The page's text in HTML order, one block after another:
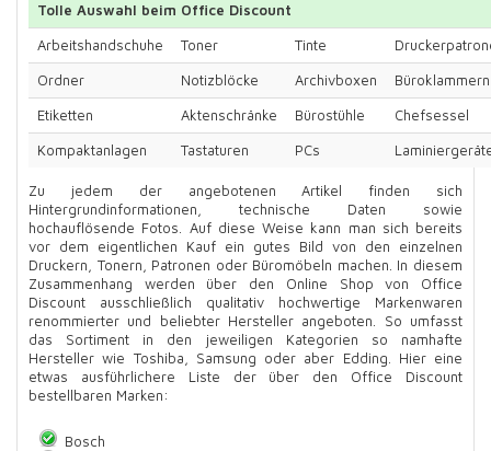
Tolle Auswahl beim Office Discount
Arbeitshandschuhe
Toner Tinte
Ordner
Notizblöcke Archivboxen
Büroklammern
Etiketten
Aktenschränke Bürostühle
Chefsessel
Kompaktanlagen
Tastaturen PCs
Zu jedem der angebotenen Artikel finden sich
Hintergrundinformationen, technische Daten sowie
hochauflösende Fotos. Auf diese Weise kann man sich bereits
vor dem eigentlichen Kauf ein gutes Bild von den einzelnen
Druckern, Tonern, Patronen oder Büromöbeln machen. In diesem
Zusammenhang werden über den Online Shop von Office
Discount ausschließlich qualitativ hochwertige Markenwaren
renommierter und beliebter Hersteller angeboten. So umfasst
das Sortiment in den jeweiligen Kategorien so namhafte
Hersteller wie Toshiba, Samsung oder aber Edding. Hier eine
etwas ausführlichere Liste der über den Office Discount
bestellbaren Marken:
Bosch